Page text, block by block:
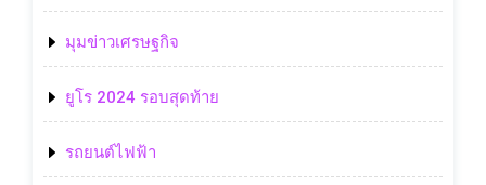
มุมข่าวเศรษฐกิจ
ยูโร 2024 รอบสุดท้าย
รถยนต์ไฟฟ้า